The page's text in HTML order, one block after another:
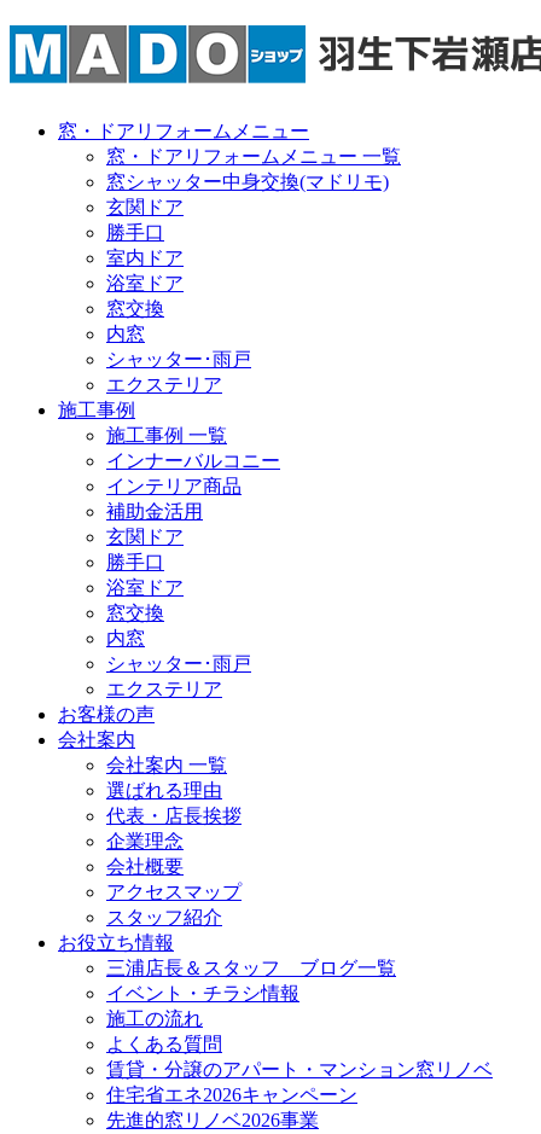
窓・ドアリフォームメニュー
窓・ドアリフォームメニュー 一覧
窓シャッター中身交換(マドリモ)
玄関ドア
勝手口
室内ドア
浴室ドア
窓交換
内窓
シャッター･雨戸
エクステリア
施工事例
施工事例 一覧
インナーバルコニー
インテリア商品
補助金活用
玄関ドア
勝手口
浴室ドア
窓交換
内窓
シャッター･雨戸
エクステリア
お客様の声
会社案内
会社案内 一覧
選ばれる理由
代表・店長挨拶
企業理念
会社概要
アクセスマップ
スタッフ紹介
お役立ち情報
三浦店長＆スタッフ ブログ一覧
イベント・チラシ情報
施工の流れ
よくある質問
賃貸・分譲のアパート・マンション窓リノベ
住宅省エネ2026キャンペーン
先進的窓リノベ2026事業